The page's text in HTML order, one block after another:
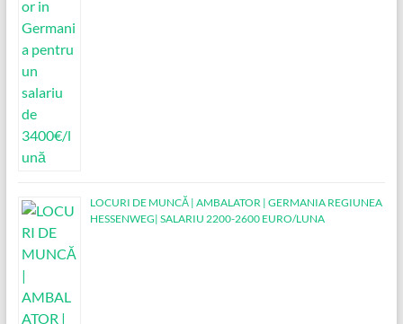
LOCURI DE MUNCĂ | AMBALATOR | GERMANIA REGIUNEA
HESSENWEG| SALARIU 2200-2600 EURO/LUNA